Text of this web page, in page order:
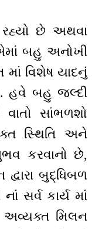
છે અથવા
બહુ અનોખી
વિશેષ યાદનું
હવે બહુ જલ્દી
સાંભળશો
સ્થિતિ અને
કરવાનો છે,
બુદ્ધિબળ
સર્વ કાર્ય માં
અવ્યક્ત મિલન